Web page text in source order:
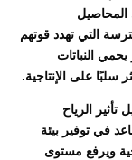
المحاصيل
التي تهدد قوتهم
النباتات
سلبًا على الإنتاجية.
الرياح
في توفير بيئة
ويرفع مستوى